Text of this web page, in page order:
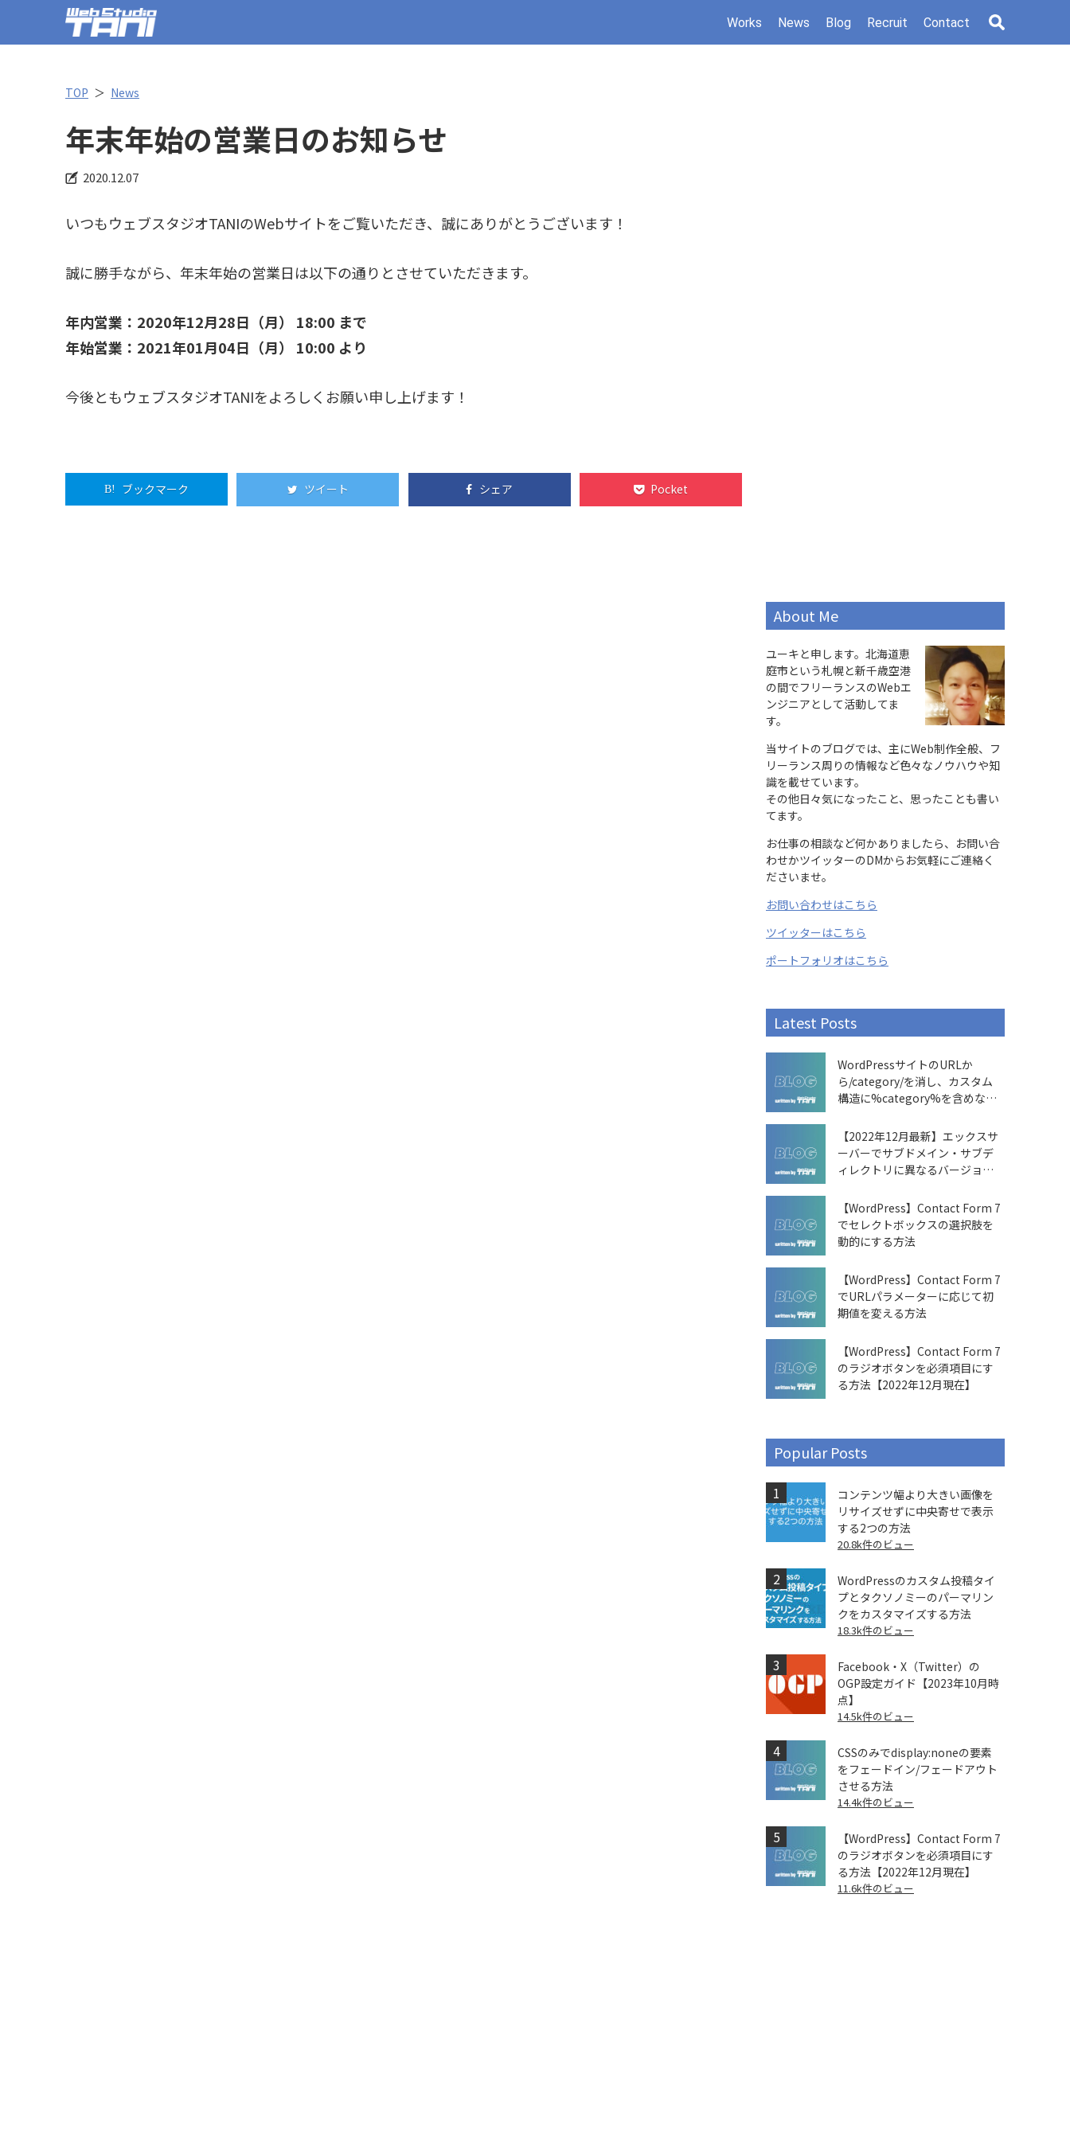
Works News Blog Recruit Contact
TOP News
年末年始の営業日のお知らせ
2020.12.07
いつもウェブスタジオTANIのWebサイトをご覧いただき、誠にありがとうございます！
誠に勝手ながら、年末年始の営業日は以下の通りとさせていただきます。
年内営業：2020年12月28日（月） 18:00 まで
年始営業：2021年01月04日（月） 10:00 より
今後ともウェブスタジオTANIをよろしくお願い申し上げます！
ブックマーク ツイート シェア Pocket
About Me
ユーキと申します。北海道恵
庭市という札幌と新千歳空港
の間でフリーランスのWebエ
ンジニアとして活動してま
す。
当サイトのブログでは、主にWeb制作全般、フ
リーランス周りの情報など色々なノウハウや知
識を載せています。
その他日々気になったこと、思ったことも書い
てます。
お仕事の相談など何かありましたら、お問い合
わせかツイッターのDMからお気軽にご連絡く
ださいませ。
お問い合わせはこちら
ツイッターはこちら
ポートフォリオはこちら
Latest Posts
WordPressサイトのURLか
ら/category/を消し、カスタム
構造に%category%を含めない
【2022年12月最新】エックスサ
ーバーでサブドメイン・サブデ
ィレクトリに異なるバージョン
【WordPress】Contact Form 7
でセレクトボックスの選択肢を
動的にする方法
【WordPress】Contact Form 7
でURLパラメーターに応じて初
期値を変える方法
【WordPress】Contact Form 7
のラジオボタンを必須項目にす
る方法【2022年12月現在】
Popular Posts
コンテンツ幅より大きい画像を
リサイズせずに中央寄せで表示
する2つの方法
20.8k件のビュー
WordPressのカスタム投稿タイ
プとタクソノミーのパーマリン
クをカスタマイズする方法
18.3k件のビュー
Facebook・X（Twitter）の
OGP設定ガイド【2023年10月時
点】
14.5k件のビュー
CSSのみでdisplay:noneの要素
をフェードイン/フェードアウト
させる方法
14.4k件のビュー
【WordPress】Contact Form 7
のラジオボタンを必須項目にす
る方法【2022年12月現在】
11.6k件のビュー